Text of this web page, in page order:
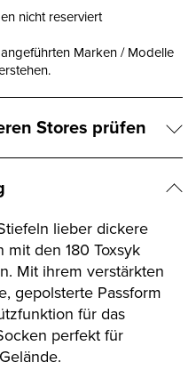
nicht reserviert
Marken / Modelle
Stores prüfen
lieber dickere
den 180 Toxsyk
Mit ihrem verstärkten
gepolsterte Passform
für das
perfekt für